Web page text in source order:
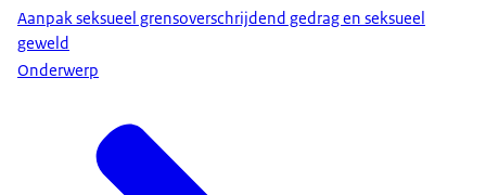
Aanpak seksueel grensoverschrijdend gedrag en seksueel
geweld
Onderwerp